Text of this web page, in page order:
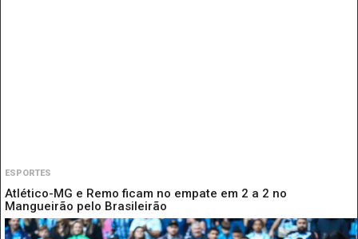
ESPORTES
Atlético-MG e Remo ficam no empate em 2 a 2 no
Mangueirão pelo Brasileirão